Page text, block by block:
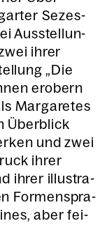
Sezes­
Aus­stel­lun­
ihrer
„Die
erobern
Mar­ga­re­tes
Über­blick
und zwei
ihrer
ihrer illus­tra­
For­men­spra­
aber fei­